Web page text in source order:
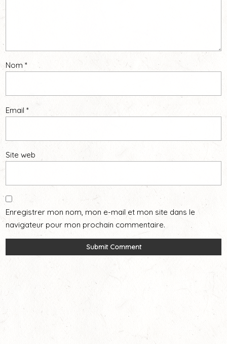
Nom*
Email*
Site web
Enregistrer mon nom, mon e-mail et mon site dans le
navigateur pour mon prochain commentaire.